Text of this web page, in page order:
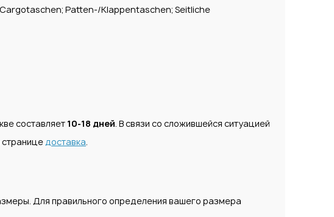
Patten-/Klappentaschen; Seitliche
составляет 10-18 дней. В связи со сложившейся ситуацией
доставка.
Для правильного определения вашего размера